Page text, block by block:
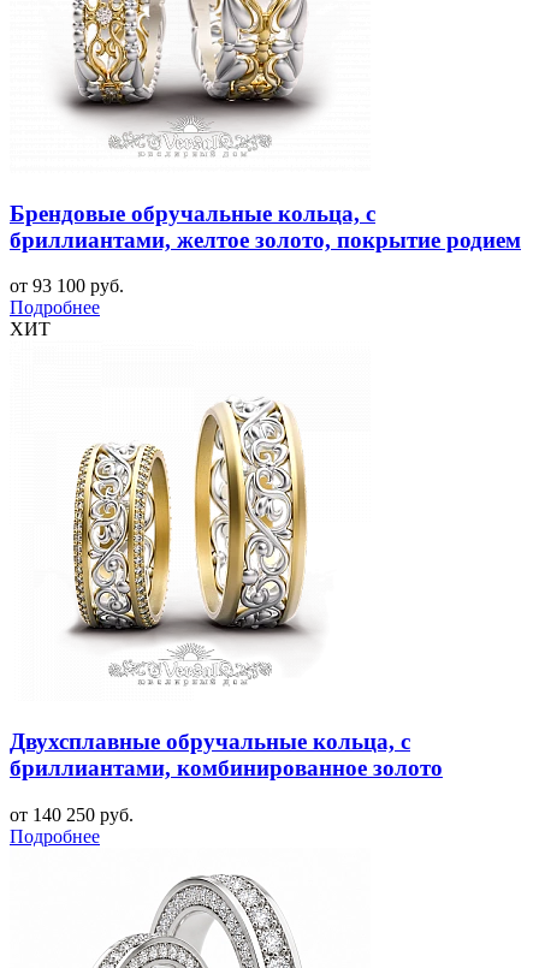
Брендовые обручальные кольца, с
бриллиантами, желтое золото, покрытие родием
от 93 100 руб.
Подробнее
ХИТ
Двухсплавные обручальные кольца, с
бриллиантами, комбинированное золото
от 140 250 руб.
Подробнее